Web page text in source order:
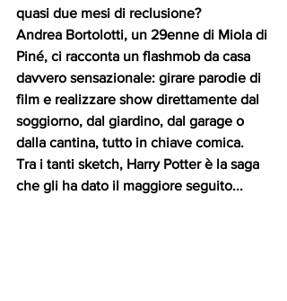
quasi due mesi di reclusione?
Andrea Bortolotti, un 29enne di Miola di
Piné, ci racconta un flashmob da casa
davvero sensazionale: girare parodie di
film e realizzare show direttamente dal
soggiorno, dal giardino, dal garage o
dalla cantina, tutto in chiave comica.
Tra i tanti sketch, Harry Potter è la saga
che gli ha dato il maggiore seguito...